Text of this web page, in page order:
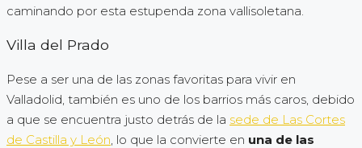
caminando por esta estupenda zona vallisoletana.
Villa del Prado
Pese a ser una de las zonas favoritas para vivir en
Valladolid, también es uno de los barrios más caros, debido
a que se encuentra justo detrás de la sede de Las Cortes
de Castilla y León , lo que la convierte en una de las